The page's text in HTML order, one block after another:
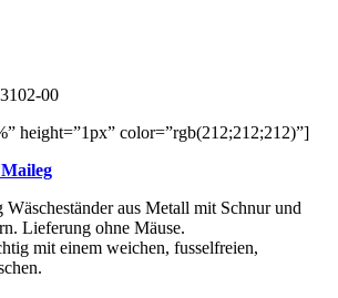
00
height=”1px” color=”rgb(212;212;212)”]
aus Metall mit Schnur und
Lieferung ohne Mäuse.
mit einem weichen, fusselfreien,